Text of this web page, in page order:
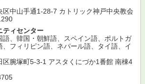
区中山手通1-28-7 カトリック神戸中央教会
ティセンター
語、韓国・朝鮮語、スペイン語、ポルトガ
、フィリピン語、ネパール語、タイ語、イ
区腕塚町5-3-1 アスタくにづか1番館 南棟4